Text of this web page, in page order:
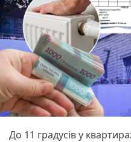
До 11 градусів у